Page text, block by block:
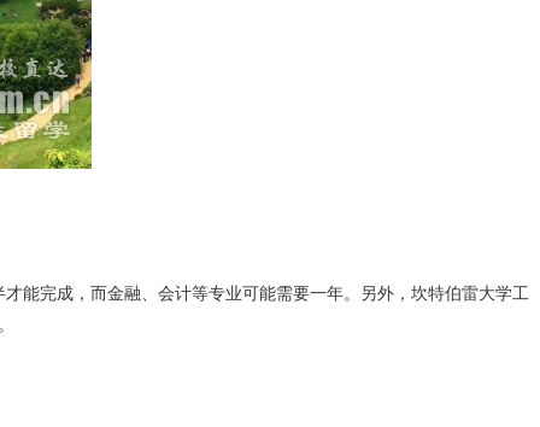
完成，而金融、会计等专业可能需要一年。另外，坎特伯雷大学工